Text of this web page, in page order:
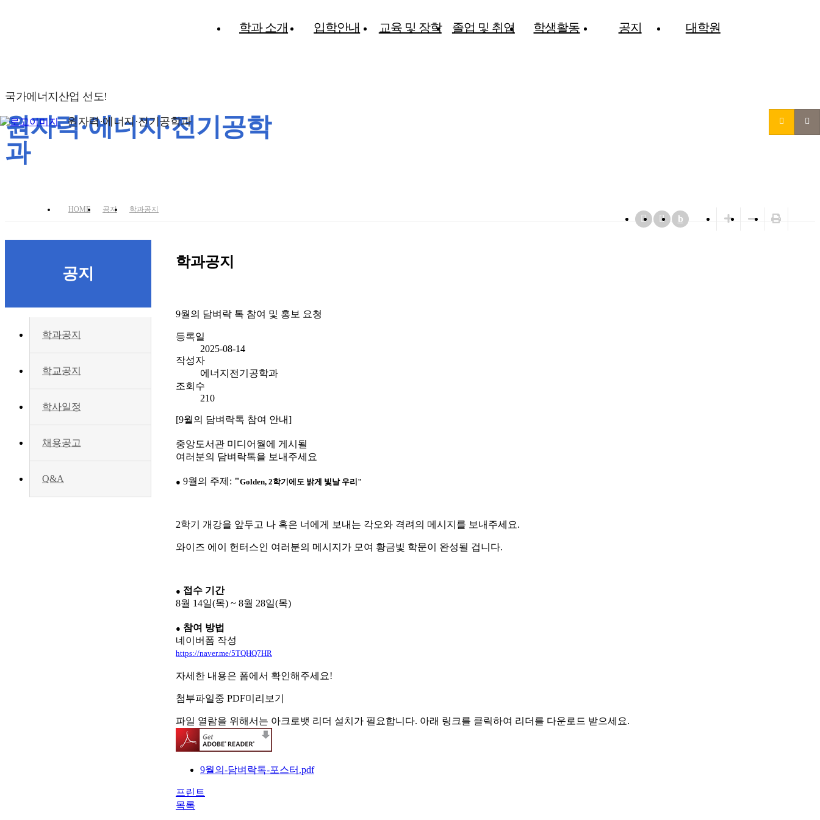
원자력·에너지·전기공학과
학과 소개 입학안내 교육 및 장학 졸업 및 취업 학생활동 공지 대학원
국가에너지산업 선도!
원자력·에너지·전기공학
과
HOME 공지 학과공지
b
공지
학과공지
학교공지
학사일정
채용공고
Q&A
학과공지
9월의 담벼락 톡 참여 및 홍보 요청
등록일
2025-08-14
작성자
에너지전기공학과
조회수
210
[9월의 담벼락톡 참여 안내]
중앙도서관 미디어월에 게시될
여러분의 담벼락톡을 보내주세요
● 9월의 주제: "Golden, 2학기에도 밝게 빛날 우리 "
2학기 개강을 앞두고 나 혹은 너에게 보내는 각오와 격려의 메시지를 보내주세요.
와이즈 에이 헌터스인 여러분의 메시지가 모여 황금빛 학문이 완성될 겁니다.
● 접수 기간
8월 14일(목) ~ 8월 28일(목)
● 참여 방법
네이버폼 작성
https://naver.me/5TQHQ7HR
자세한 내용은 폼에서 확인해주세요!
첨부파일중 PDF미리보기
파일 열람을 위해서는 아크로뱃 리더 설치가 필요합니다. 아래 링크를 클릭하여 리더를 다운로드 받으세요.
9월의-담벼락톡-포스터.pdf
프린트
목록